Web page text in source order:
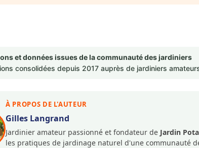
et données issues de la communauté des jardiniers
consolidées depuis 2017 auprès de jardiniers
À PROPOS DE L'AUTEUR
Gilles Langrand
Jardinier amateur passionné et fondateur de Jardin
les pratiques de jardinage naturel d'une communauté